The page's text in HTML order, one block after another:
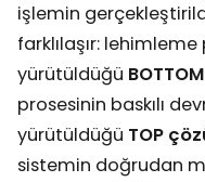
işlemin
farklılaşır:
yürütüldüğü
prosesinin baskılı
yürütüldüğü TOP
sistemin doğrudan